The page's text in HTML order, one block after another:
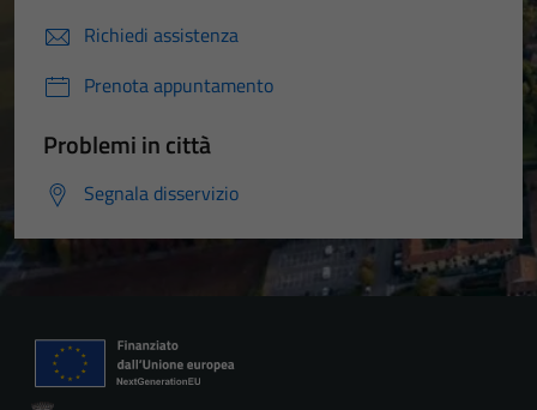
Richiedi assistenza
Prenota appuntamento
Problemi in città
Segnala disservizio